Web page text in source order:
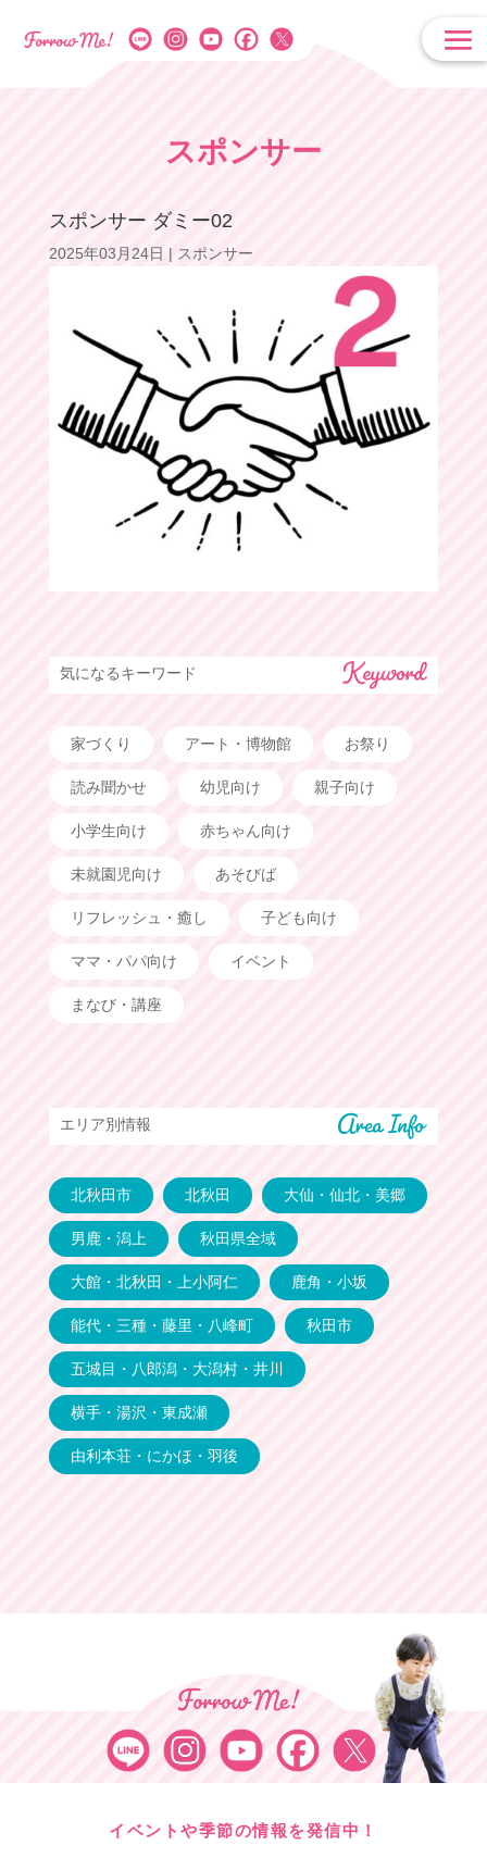
スポンサー
スポンサー ダミー02
2025年03月24日 | スポンサー
気になるキーワード
家づくり アート・博物館 お祭り
読み聞かせ 幼児向け 親子向け
小学生向け 赤ちゃん向け
未就園児向け あそびば
リフレッシュ・癒し 子ども向け
ママ・パパ向け イベント
まなび・講座
エリア別情報
北秋田市 北秋田 大仙・仙北・美郷
男鹿・潟上 秋田県全域
大館・北秋田・上小阿仁 鹿角・小坂
能代・三種・藤里・八峰町 秋田市
五城目・八郎潟・大潟村・井川
横手・湯沢・東成瀬
由利本荘・にかほ・羽後
イベントや季節の情報を発信中！